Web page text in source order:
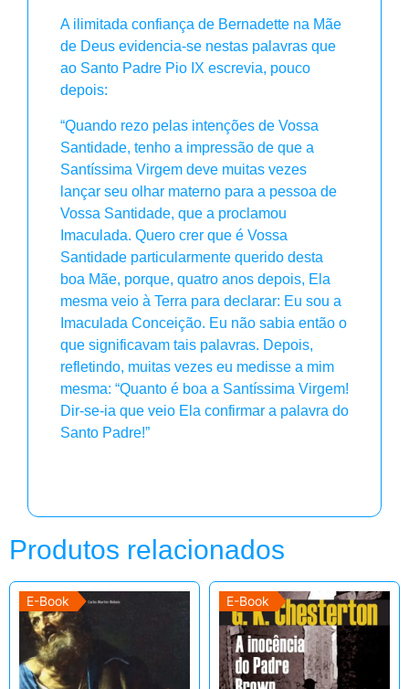
A ilimitada confiança de Bernadette na Mãe
de Deus evidencia-se nestas palavras que
ao Santo Padre Pio IX escrevia, pouco
depois:
“Quando rezo pelas intenções de Vossa
Santidade, tenho a impressão de que a
Santíssima Virgem deve muitas vezes
lançar seu olhar materno para a pessoa de
Vossa Santidade, que a proclamou
Imaculada. Quero crer que é Vossa
Santidade particularmente querido desta
boa Mãe, porque, quatro anos depois, Ela
mesma veio à Terra para declarar: Eu sou a
Imaculada Conceição. Eu não sabia então o
que significavam tais palavras. Depois,
refletindo, muitas vezes eu medisse a mim
mesma: “Quanto é boa a Santíssima Virgem!
Dir-se-ia que veio Ela confirmar a palavra do
Santo Padre!”
Produtos relacionados
E-Book E-Book